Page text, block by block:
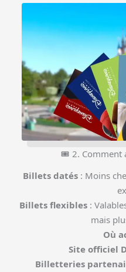
🎟 2. Comment
Billets datés: Moins
Billets flexibles:
mais
Où
Site officiel
Billetteries